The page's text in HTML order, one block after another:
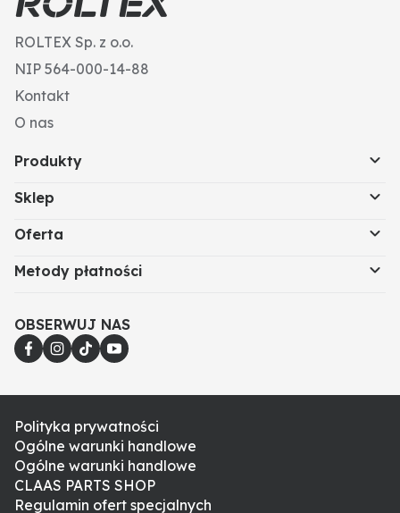
ROLTEX Sp. z o.o.
NIP 564-000-14-88
Kontakt
O nas
Produkty
Sklep
Oferta
Metody płatności
OBSERWUJ NAS
Polityka prywatności
Ogólne warunki handlowe
Ogólne warunki handlowe
CLAAS PARTS SHOP
Regulamin ofert specjalnych